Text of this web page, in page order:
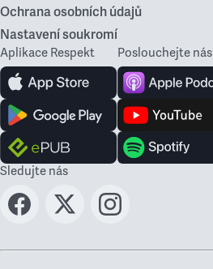
Ochrana osobních údajů
Nastavení soukromí
Aplikace Respekt Poslouchejte nás
Sledujte nás